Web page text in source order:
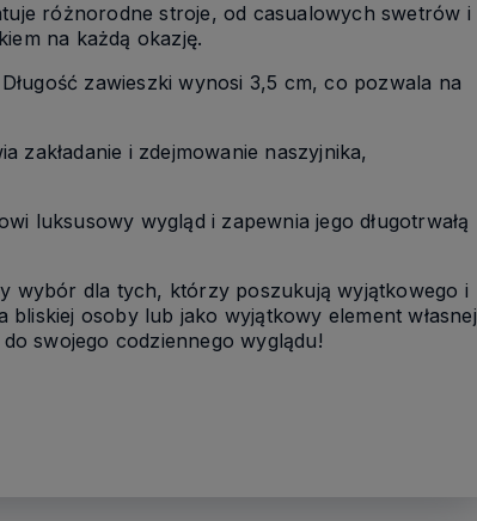
różnorodne stroje, od casualowych swetrów i
na każdą okazję.
zawieszki wynosi 3,5 cm, co pozwala na
zakładanie i zdejmowanie naszyjnika,
luksusowy wygląd i zapewnia jego długotrwałą
wybór dla tych, którzy poszukują wyjątkowego i
osoby lub jako wyjątkowy element własnej
swojego codziennego wyglądu!